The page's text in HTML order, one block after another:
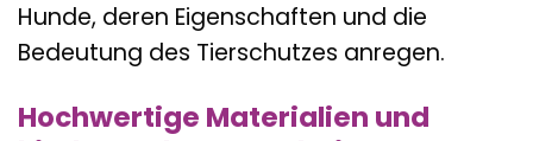
Hunde, deren Eigenschaften und die
Bedeutung des Tierschutzes anregen.
Hochwertige Materialien und